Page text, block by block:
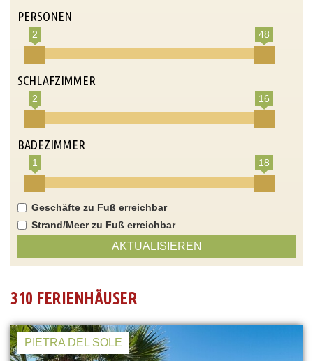
PERSONEN
2 48
SCHLAFZIMMER
2 16
BADEZIMMER
1 18
Geschäfte zu Fuß erreichbar
Strand/Meer zu Fuß erreichbar
AKTUALISIEREN
310 FERIENHÄUSER
PIETRA DEL SOLE